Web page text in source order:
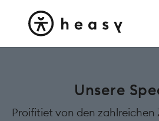
Unsere
Proifitiet von den zahlreichen